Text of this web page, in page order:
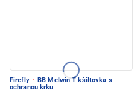
Firefly · BB Melwin T kšiltovka s
ochranou krku